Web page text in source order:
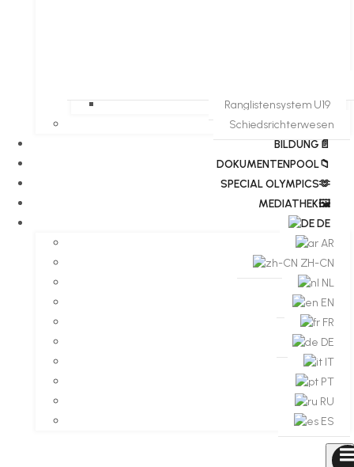
Ranglistensystem U19
Schiedsrichterwesen
BILDUNG📄
DOKUMENTENPOOL📁
​​SPECIAL OLYMPICS🫶
MEDIATHEK🖼️​
DE
AR
ZH-CN
NL
EN
FR
DE
IT
PT
RU
ES